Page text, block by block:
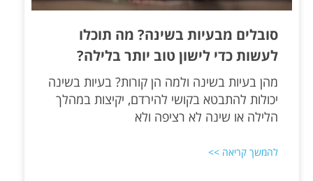
סובלים מבעיות בשינה? מה תוכלו
לעשות כדי לישון טוב יותר בלילה?
מהן בעיות בשינה ולמה הן קורות? בעיות בשינה
יכולות להתבטא בקושי להירדם, יקיצות במהלך
הלילה או שינה לא רציפה ולא
להמשך קריאה >>